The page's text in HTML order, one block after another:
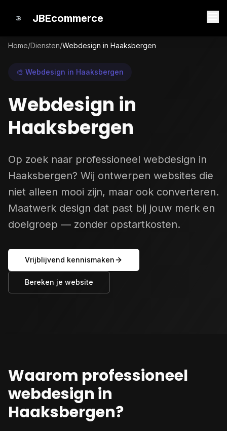
JBEcommerce
Home/Diensten/Webdesign in Haaksbergen
🎨 Webdesign in Haaksbergen
Webdesign in
Haaksbergen
Op zoek naar professioneel webdesign in
Haaksbergen? Wij ontwerpen websites die
niet alleen mooi zijn, maar ook converteren.
Maatwerk design dat past bij jouw merk en
doelgroep — zonder opstartkosten.
Vrijblijvend kennismaken
Bereken je website
Waarom professioneel
webdesign in
Haaksbergen?